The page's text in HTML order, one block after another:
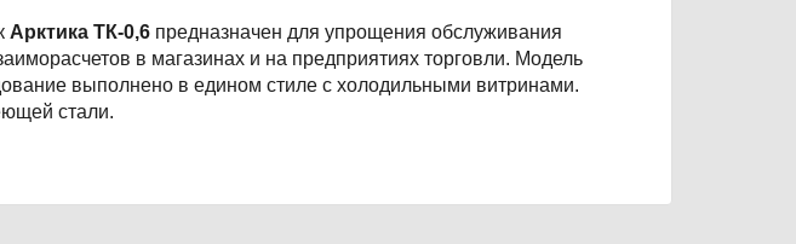
Арктика ТК-0,6 предназначен для упрощения обслуживания
в магазинах и на предприятиях торговли. Модель
выполнено в едином стиле с холодильными витринами.
стали.